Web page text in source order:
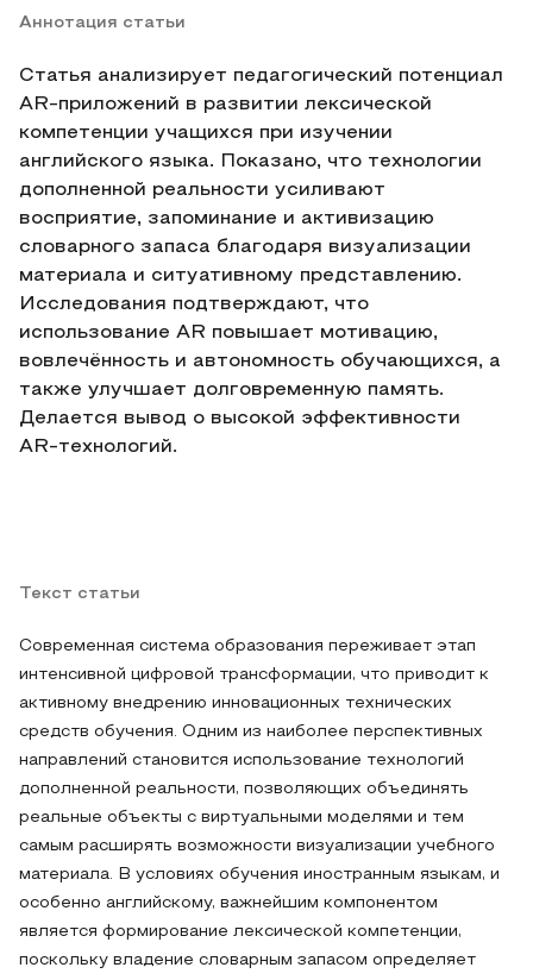
Аннотация статьи
Статья анализирует педагогический потенциал
AR‑приложений в развитии лексической
компетенции учащихся при изучении
английского языка. Показано, что технологии
дополненной реальности усиливают
восприятие, запоминание и активизацию
словарного запаса благодаря визуализации
материала и ситуативному представлению.
Исследования подтверждают, что
использование AR повышает мотивацию,
вовлечённость и автономность обучающихся, а
также улучшает долговременную память.
Делается вывод о высокой эффективности
AR‑технологий.
Текст статьи
Современная система образования переживает этап
интенсивной цифровой трансформации, что приводит к
активному внедрению инновационных технических
средств обучения. Одним из наиболее перспективных
направлений становится использование технологий
дополненной реальности, позволяющих объединять
реальные объекты с виртуальными моделями и тем
самым расширять возможности визуализации учебного
материала. В условиях обучения иностранным языкам, и
особенно английскому, важнейшим компонентом
является формирование лексической компетенции,
поскольку владение словарным запасом определяет